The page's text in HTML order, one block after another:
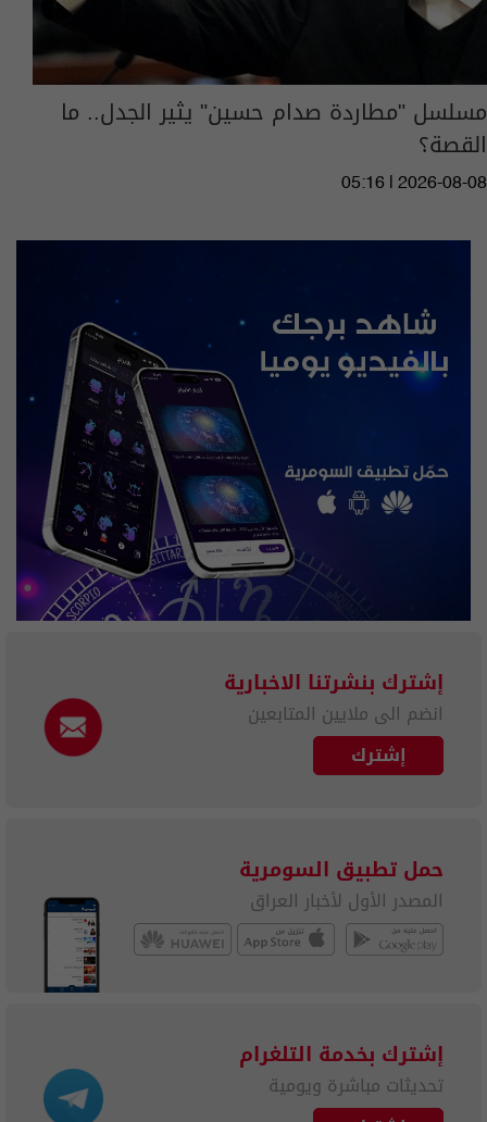
مسلسل "مطاردة صدام حسين" يثير الجدل.. ما
القصة؟
05:16 | 2026-08-08
إشترك بنشرتنا الاخبارية
انضم الى ملايين المتابعين
إشترك
حمل تطبيق السومرية
المصدر الأول لأخبار العراق
إشترك بخدمة التلغرام
تحديثات مباشرة ويومية